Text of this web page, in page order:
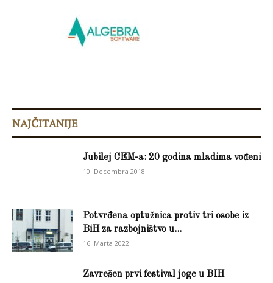
NAJČITANIJE
Jubilej CEM-a: 20 godina mladima vođeni
10. Decembra 2018.
Potvrđena optužnica protiv tri osobe iz
BiH za razbojništvo u...
16. Marta 2022.
Zavrešen prvi festival joge u BIH